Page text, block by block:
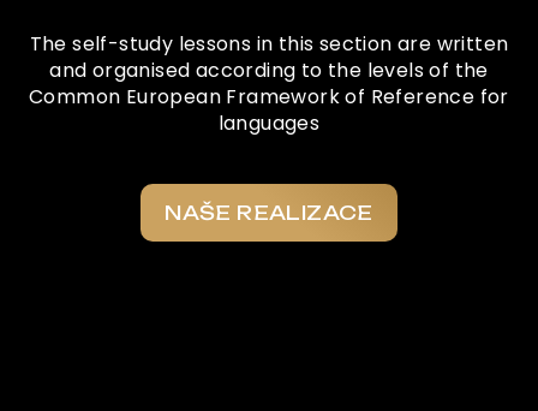
The self-study lessons in this section are written
and organised according to the levels of the
Common European Framework of Reference for
languages
NAŠE REALIZACE